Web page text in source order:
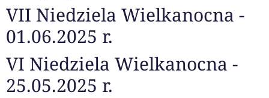
VII Niedziela Wielkanocna -
01.06.2025 r.
VI Niedziela Wielkanocna -
25.05.2025 r.